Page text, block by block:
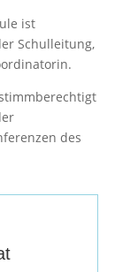
ist
Schulleitung,
n.
berechtigt
en des